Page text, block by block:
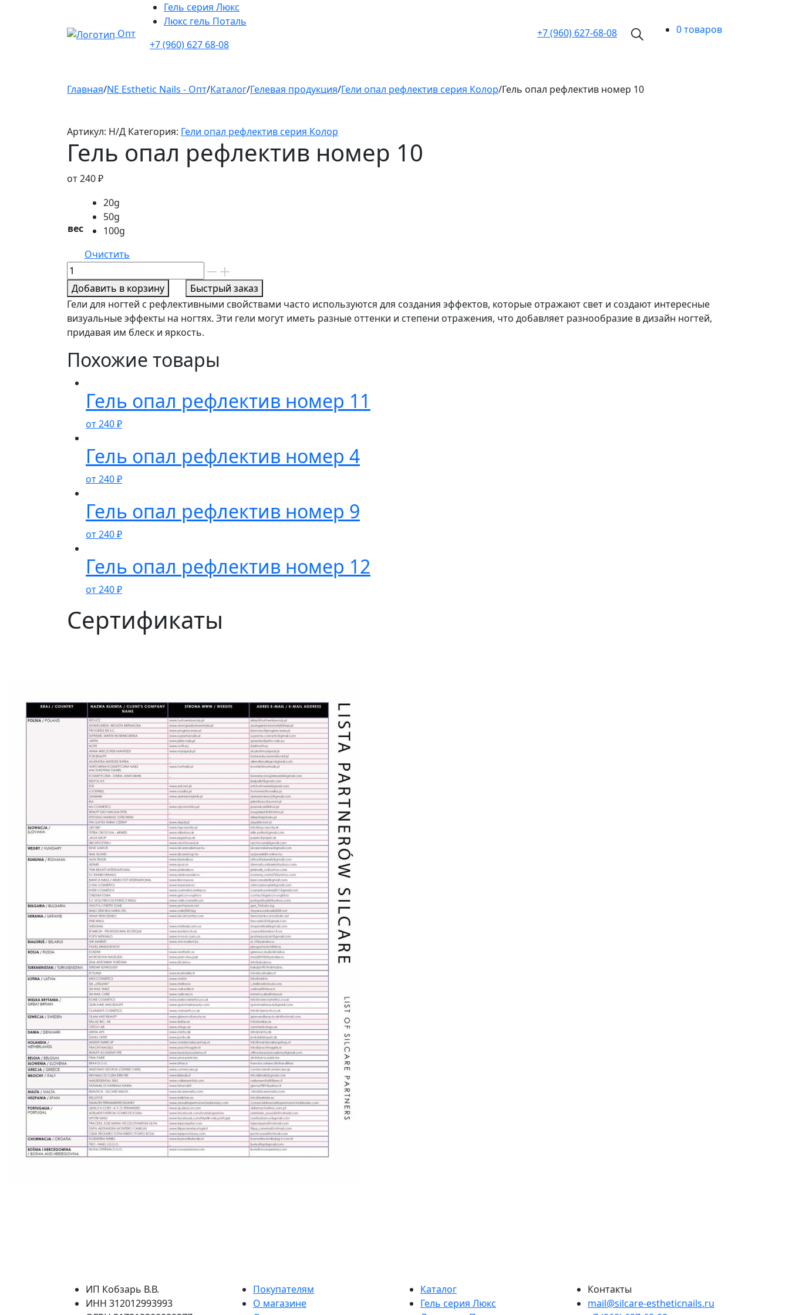
Опт
Гель серия Люкс
Люкс гель Поталь
+7 (960) 627 68-08
+7 (960) 627-68-08 0 товаров
Главная/NE Esthetic Nails - Опт/Каталог/Гелевая продукция/Гели опал рефлектив серия Колор/Гель опал рефлектив номер 10
Артикул: Н/Д Категория: Гели опал рефлектив серия Колор
Гель опал рефлектив номер 10
от240₽
вес
20g
50g
100g
Очистить
Количество
товара
Гель
опал
рефлектив
номер
10
Добавить в корзину
Быстрый заказ
Гели для ногтей с рефлективными свойствами часто используются для создания эффектов, которые отражают свет и создают интересные
визуальные эффекты на ногтях. Эти гели могут иметь разные оттенки и степени отражения, что добавляет разнообразие в дизайн ногтей,
придавая им блеск и яркость.
Похожие товары
Гель опал рефлектив номер 11
от240₽
Гель опал рефлектив номер 4
от240₽
Гель опал рефлектив номер 9
от240₽
Гель опал рефлектив номер 12
от240₽
Сертификаты
ИП Кобзарь В.В.
ИНН 312012993993
Покупателям
О магазине
Каталог
Гель серия Люкс
Контакты
mail@silcare-estheticnails.ru